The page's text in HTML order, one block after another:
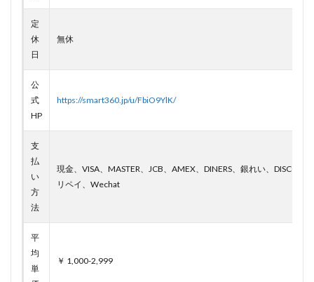
定
休
日
無休
公
式
HP
https://smart360.jp/u/FbiO9YlK/
支
払
い
方
法
現金、VISA、MASTER、JCB、AMEX、DINERS、銀れい、
リペイ、Wechat
平
均
単
￥ 1,000-2,999